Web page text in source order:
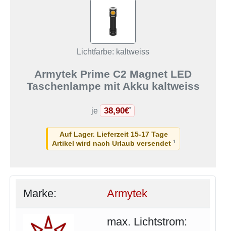
Lichtfarbe: kaltweiss
Armytek Prime C2 Magnet LED
Taschenlampe mit Akku kaltweiss
je 38,90€*
Auf Lager. Lieferzeit 15-17 Tage
Artikel wird nach Urlaub versendet 1
Marke: Armytek
max. Lichtstrom: